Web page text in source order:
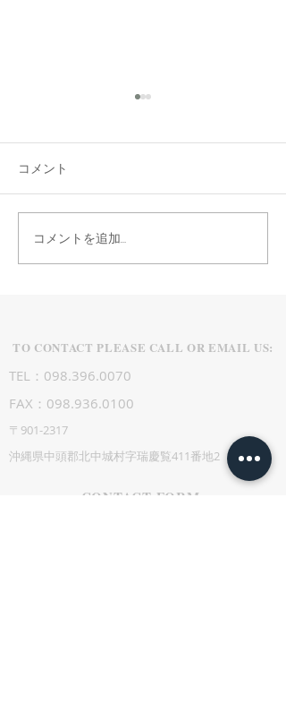
ＨＡＰＰＹ ＭＡＮＳＩＯ
Ｎ １Ｆ
コメント
コメントを追加…
TO CONTACT PLEASE CALL OR EMAIL US:
TEL：098.396.0070
FAX：098.936.0100
〒901-2317
沖縄県中頭郡北中城村字瑞慶覧411番地2
CONTACT FORM: